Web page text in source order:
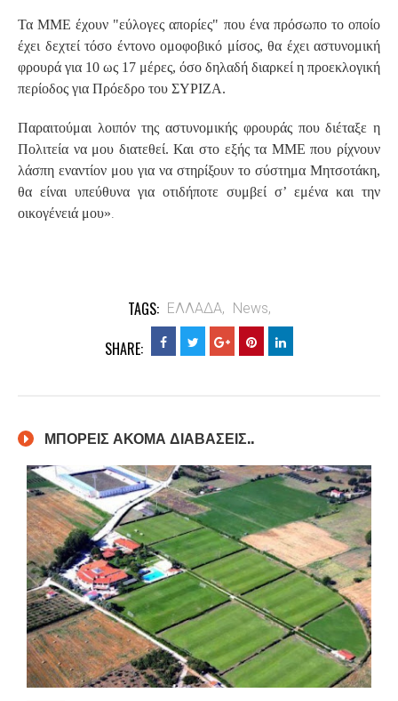
Τα ΜΜΕ έχουν "εύλογες απορίες" που ένα πρόσωπο το οποίο
έχει δεχτεί τόσο έντονο ομοφοβικό μίσος, θα έχει αστυνομική
φρουρά για 10 ως 17 μέρες, όσο δηλαδή διαρκεί η προεκλογική
περίοδος για Πρόεδρο του ΣΥΡΙΖΑ.
Παραιτούμαι λοιπόν της αστυνομικής φρουράς που διέταξε η
Πολιτεία να μου διατεθεί. Και στο εξής τα ΜΜΕ που ρίχνουν
λάσπη εναντίον μου για να στηρίξουν το σύστημα Μητσοτάκη,
θα είναι υπεύθυνα για οτιδήποτε συμβεί σ’ εμένα και την
οικογένειά μου».
TAGS: ΕΛΛΑΔΑ, News,
SHARE:
ΜΠΟΡΕΙΣ ΑΚΟΜΑ ΔΙΑΒΑΣΕΙΣ..